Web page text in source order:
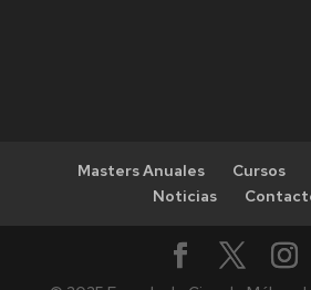
Masters Anuales Cursos
Noticias